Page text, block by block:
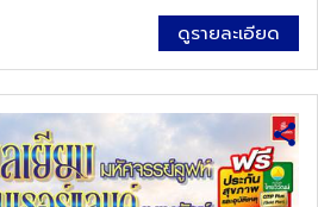
ดูรายละเอียด